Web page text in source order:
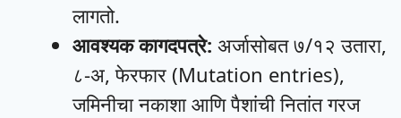
लागतो.
आवश्यक कागदपत्रे: अर्जासोबत ७/१२ उतारा,
८-अ, फेरफार (Mutation entries),
जमिनीचा नकाशा आणि पैशांची नितांत गरज